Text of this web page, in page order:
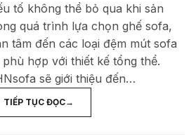
tố không thể bỏ qua khi sản
quá trình lựa chọn ghế sofa,
tâm đến các loại đệm mút sofa
hợp với thiết kế tổng thể.
sẽ giới thiệu đến…
TIẾP TỤC ĐỌC→